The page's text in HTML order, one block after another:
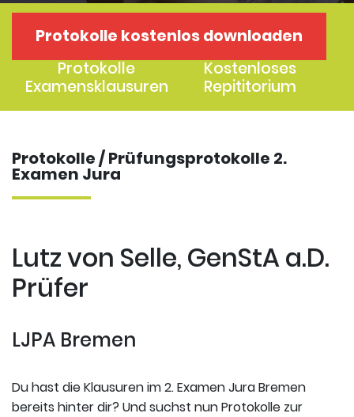
Protokolle kostenlos downloaden
1. Examen
2. Examen
Protokolle
Examensklausuren
Kostenloses
Repititorium
Protokolle / Prüfungsprotokolle 2.
Examen Jura
Lutz von Selle, GenStA a.D.
Prüfer
LJPA Bremen
Du hast die Klausuren im 2. Examen Jura Bremen
bereits hinter dir? Und suchst nun Protokolle zur